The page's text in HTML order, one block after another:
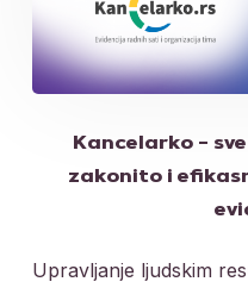
Kancelarko –
zakonito i
Upravljanje ljudskim